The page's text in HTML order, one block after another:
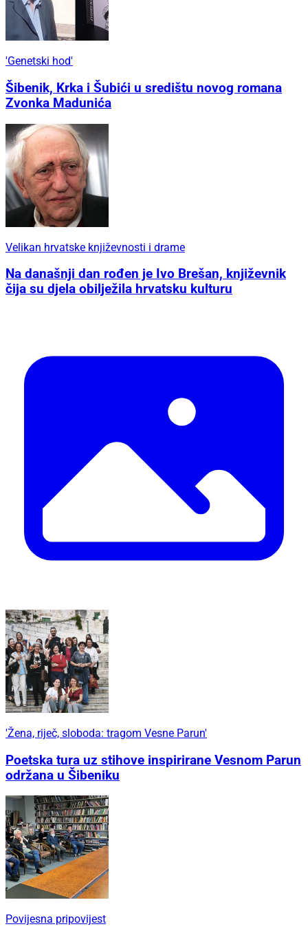
'Genetski hod'
Šibenik, Krka i Šubići u središtu novog romana
Zvonka Madunića
Velikan hrvatske književnosti i drame
Na današnji dan rođen je Ivo Brešan, književnik
čija su djela obilježila hrvatsku kulturu
'Žena, riječ, sloboda: tragom Vesne Parun'
Poetska tura uz stihove inspirirane Vesnom Parun
održana u Šibeniku
Povijesna pripovijest